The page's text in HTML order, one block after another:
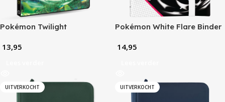
Pokémon Twilight
Pocket)
13,95
Pokémon White Flare Binder
14,95
UITVERKOCHT UITVERKOCHT